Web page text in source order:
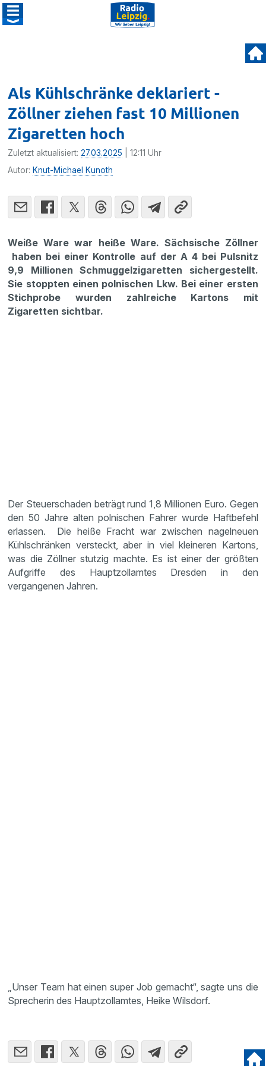
Als Kühlschränke deklariert -
Zöllner ziehen fast 10 Millionen
Zigaretten hoch
Zuletzt aktualisiert:27.03.2025 | 12:11 Uhr
Autor: Knut-Michael Kunoth
Weiße Ware war heiße Ware. Sächsische Zöllner
haben bei einer Kontrolle auf der A 4 bei Pulsnitz
9,9 Millionen Schmuggelzigaretten sichergestellt.
Sie stoppten einen polnischen Lkw. Bei einer ersten
Stichprobe wurden zahlreiche Kartons mit
Zigaretten sichtbar.
Der Steuerschaden beträgt rund 1,8 Millionen Euro. Gegen
den 50 Jahre alten polnischen Fahrer wurde Haftbefehl
erlassen. Die heiße Fracht war zwischen nagelneuen
Kühlschränken versteckt, aber in viel kleineren Kartons,
was die Zöllner stutzig machte. Es ist einer der größten
Aufgriffe des Hauptzollamtes Dresden in den
vergangenen Jahren.
„Unser Team hat einen super Job gemacht“, sagte uns die
Sprecherin des Hauptzollamtes, Heike Wilsdorf.